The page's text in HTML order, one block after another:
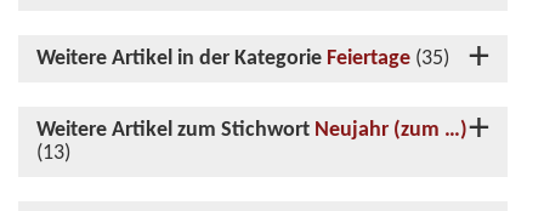
Weitere Artikel in der Kategorie Feiertage (35)
Weitere Artikel zum Stichwort Neujahr (zum …)
(13)